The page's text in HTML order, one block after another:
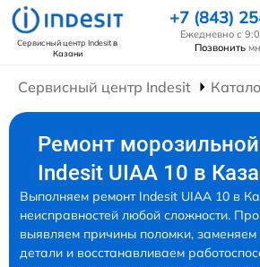
Сервисный центр Indesitв
Казани
+7 (843)
Ежедневно с
Позвонить
Сервисный центр Indesit
Ремонт
Indesit UIAA 10 в
Выполняем ремонт Indesit UIAA 10 в
неисправностей любой сложности.
выявляем причины поломки,
детали и восстанавливаем